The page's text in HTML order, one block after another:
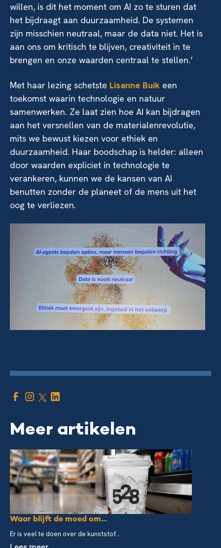
willen, is dit het moment om AI zo te sturen dat
het bijdraagt aan duurzaamheid. De systemen
zijn misschien neutraal, maar de data niet. Het is
aan ons om kritisch te blijven, creativiteit in te
brengen en onze waarden centraal te stellen.’
Met haar lezing schetste Lisanne Buik een
toekomst waarin technologie en natuur
samenwerken. Ze laat zien hoe AI kan bijdragen
aan het versnellen van de materialenrevolutie,
mits we bewust kiezen voor ethiek en
duurzaamheid. Haar boodschap is helder: alleen
door waarden expliciet in technologie te
verankeren, kunnen we de kansen van AI
benutten zonder de planeet of de mens uit het
oog te verliezen.
Meer artikelen
Waar blijft de moed om...
Er is veel te doen over de kunststof...